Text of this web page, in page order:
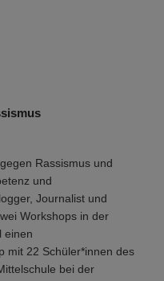
Rassismus und
und
Journalist und
Workshops in der
einen
mit 22 Schüler*innen des
bei der